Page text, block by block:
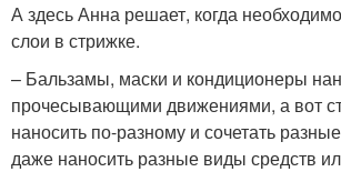
А здесь Анна решает, когда
слои в стрижке.
– Бальзамы, маски и кондиционеры
прочесывающими движениями, а вот
наносить по-разному и сочетать
даже наносить разные виды средств